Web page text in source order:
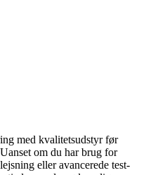
med kvalitetsudstyr før
om du har brug for
eller avancerede test-